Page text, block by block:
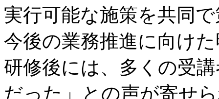
実行可能な施策を共同
今後の業務推進に向け
研修後には、多くの受
だった」との声が寄せ